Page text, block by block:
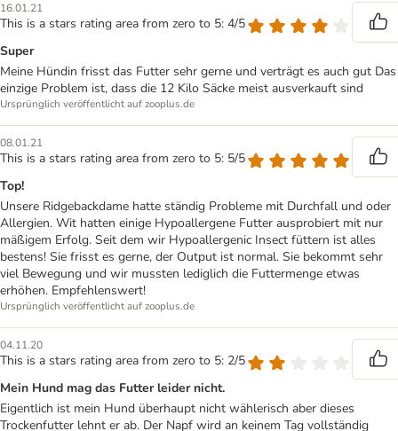
16.01.21
This is a stars rating area from zero to 5: 4/5
Super
Meine Hündin frisst das Futter sehr gerne und verträgt es auch gut Das
einzige Problem ist, dass die 12 Kilo Säcke meist ausverkauft sind
Ursprünglich veröffentlicht auf zooplus.de
08.01.21
This is a stars rating area from zero to 5: 5/5
Top!
Unsere Ridgebackdame hatte ständig Probleme mit Durchfall und oder
Allergien. Wit hatten einige Hypoallergene Futter ausprobiert mit nur
mäßigem Erfolg. Seit dem wir Hypoallergenic Insect füttern ist alles
bestens! Sie frisst es gerne, der Output ist normal. Sie bekommt sehr
viel Bewegung und wir mussten lediglich die Futtermenge etwas
erhöhen. Empfehlenswert!
Ursprünglich veröffentlicht auf zooplus.de
04.11.20
This is a stars rating area from zero to 5: 2/5
Mein Hund mag das Futter leider nicht.
Eigentlich ist mein Hund überhaupt nicht wählerisch aber dieses
Trockenfutter lehnt er ab. Der Napf wird an keinem Tag vollständig